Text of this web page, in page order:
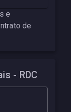
e
de
- RDC